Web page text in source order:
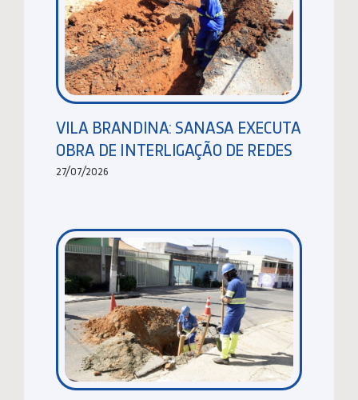
VILA BRANDINA: SANASA EXECUTA
OBRA DE INTERLIGAÇÃO DE REDES
27/07/2026